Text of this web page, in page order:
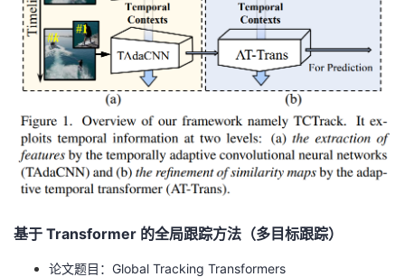
基于 Transformer 的全局跟踪方法（多目标跟踪）
论文题目：Global Tracking Transformers